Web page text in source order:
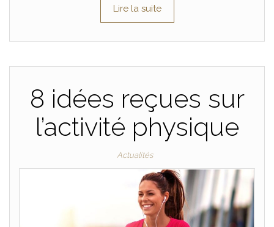
Lire la suite
8 idées reçues sur
l’activité physique
Actualités